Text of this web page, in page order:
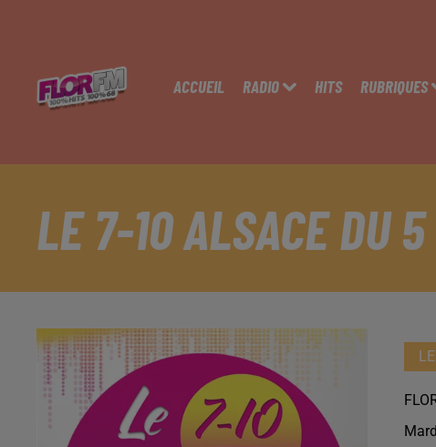
ACCUEIL RADIO HITS RUBRIQUES
LE 7-10 ALSACE DU 5